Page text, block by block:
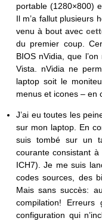
portable (1280×800)
Il m’a fallut plusieurs
venu à bout avec
du premier coup.
BIOS nVidia, que
Vista. nVidia ne
laptop soit le
menus et icones – en
J’ai eu toutes les
sur mon laptop. En
suis tombé sur un
courante consistant
ICH7). Je me suis
codes sources, des
Mais sans succès:
compilation!
configuration qui